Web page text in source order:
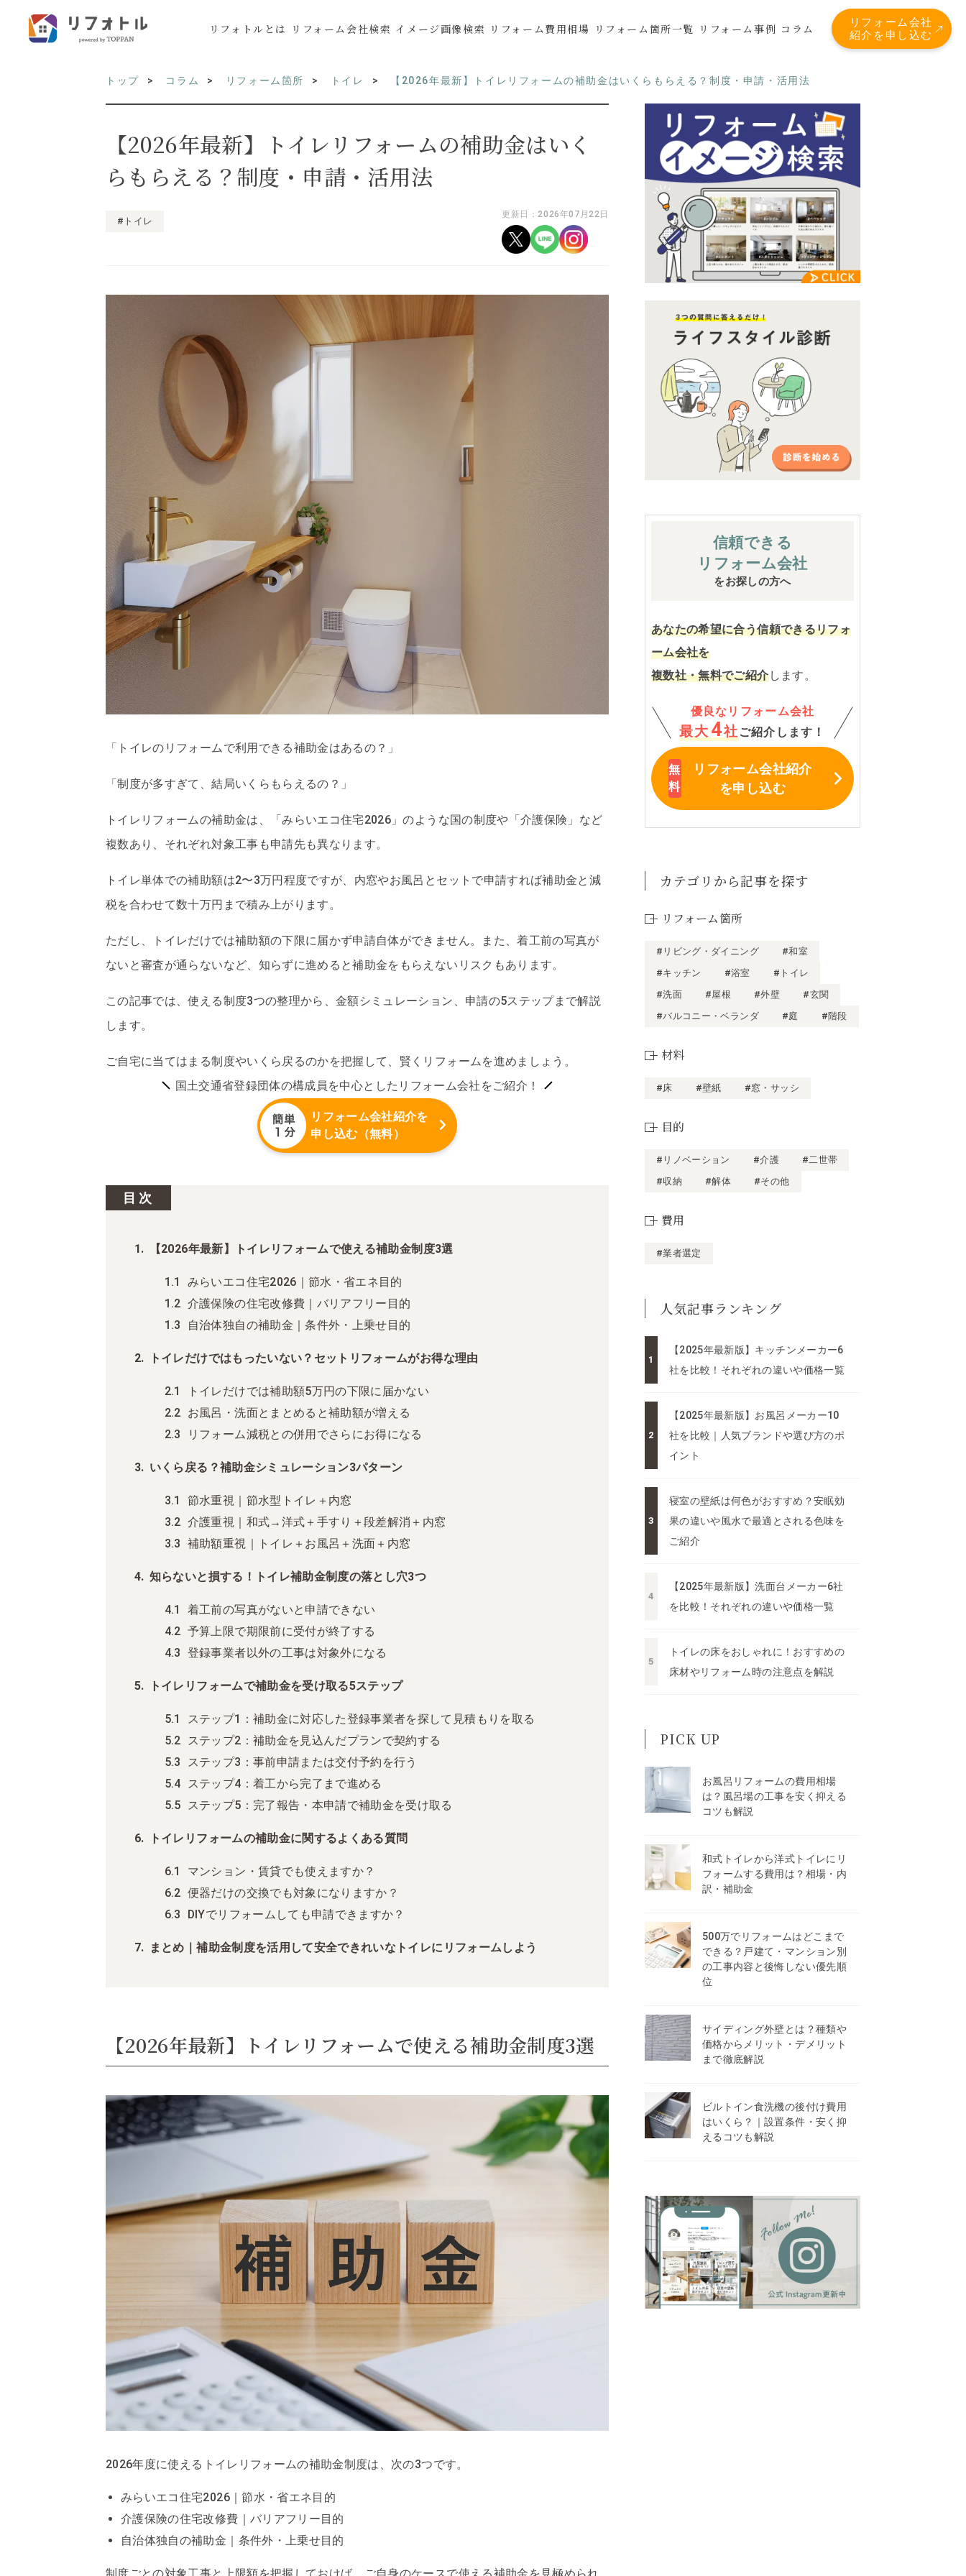
リフォトルとは リフォーム会社検索 イメージ画像検索 リフォーム費用相場 リフォーム箇所一覧 リフォーム事例 コラム
リフォーム会社
紹介を申し込む
トップ コラム リフォーム箇所 トイレ 【2026年最新】トイレリフォームの補助金はいくらもらえる？制度・申請・活用法
【2026年最新】トイレリフォームの補助金はいく
らもらえる？制度・申請・活用法
#トイレ
更新日：2026年07月22日
「トイレのリフォームで利用できる補助金はあるの？」
「制度が多すぎて、結局いくらもらえるの？」
トイレリフォームの補助金は、「みらいエコ住宅2026」のような国の制度や「介護保険」など
複数あり、それぞれ対象工事も申請先も異なります。
トイレ単体での補助額は2〜3万円程度ですが、内窓やお風呂とセットで申請すれば補助金と減
税を合わせて数十万円まで積み上がります。
ただし、トイレだけでは補助額の下限に届かず申請自体ができません。また、着工前の写真が
ないと審査が通らないなど、知らずに進めると補助金をもらえないリスクもあります。
この記事では、使える制度3つの整理から、金額シミュレーション、申請の5ステップまで解説
します。
ご自宅に当てはまる制度やいくら戻るのかを把握して、賢くリフォームを進めましょう。
国土交通省登録団体の構成員を中心としたリフォーム会社をご紹介！
リフォーム会社紹介を
申し込む（無料）
目次
【2026年最新】トイレリフォームで使える補助金制度3選
みらいエコ住宅2026｜節水・省エネ目的
介護保険の住宅改修費｜バリアフリー目的
自治体独自の補助金｜条件外・上乗せ目的
トイレだけではもったいない？セットリフォームがお得な理由
トイレだけでは補助額5万円の下限に届かない
お風呂・洗面とまとめると補助額が増える
リフォーム減税との併用でさらにお得になる
いくら戻る？補助金シミュレーション3パターン
節水重視｜節水型トイレ＋内窓
介護重視｜和式→洋式＋手すり＋段差解消＋内窓
補助額重視｜トイレ＋お風呂＋洗面＋内窓
知らないと損する！トイレ補助金制度の落とし穴3つ
着工前の写真がないと申請できない
予算上限で期限前に受付が終了する
登録事業者以外の工事は対象外になる
トイレリフォームで補助金を受け取る5ステップ
ステップ1：補助金に対応した登録事業者を探して見積もりを取る
ステップ2：補助金を見込んだプランで契約する
ステップ3：事前申請または交付予約を行う
ステップ4：着工から完了まで進める
ステップ5：完了報告・本申請で補助金を受け取る
トイレリフォームの補助金に関するよくある質問
マンション・賃貸でも使えますか？
便器だけの交換でも対象になりますか？
DIYでリフォームしても申請できますか？
まとめ｜補助金制度を活用して安全できれいなトイレにリフォームしよう
【2026年最新】トイレリフォームで使える補助金制度3選
2026年度に使えるトイレリフォームの補助金制度は、次の3つです。
みらいエコ住宅2026｜節水・省エネ目的
介護保険の住宅改修費｜バリアフリー目的
自治体独自の補助金｜条件外・上乗せ目的
制度ごとの対象工事と上限額を把握しておけば、ご自身のケースで使える補助金を見極められ
信頼できる
リフォーム会社
をお探しの方へ
あなたの希望に合う信頼できるリフォ
ーム会社を
複数社・無料でご紹介します。
優良なリフォーム会社
最大 4社 ご紹介します！
リフォーム会社紹介
を申し込む
カテゴリから記事を探す
リフォーム箇所
#リビング・ダイニング
#和室
#キッチン
#浴室
#トイレ
#洗面
#屋根 #外壁
#玄関
#バルコニー・ベランダ
#庭 #階段
材料
#床 #壁紙 #窓・サッシ
目的
#リノベーション #介護
#二世帯
#収納
#解体 #その他
費用
#業者選定
人気記事ランキング
【2025年最新版】キッチンメーカー6
社を比較！それぞれの違いや価格一覧
【2025年最新版】お風呂メーカー10
社を比較｜人気ブランドや選び方のポ
イント
寝室の壁紙は何色がおすすめ？安眠効
果の違いや風水で最適とされる色味を
ご紹介
【2025年最新版】洗面台メーカー6社
を比較！それぞれの違いや価格一覧
トイレの床をおしゃれに！おすすめの
床材やリフォーム時の注意点を解説
PICK UP
お風呂リフォームの費用相場
は？風呂場の工事を安く抑える
コツも解説
和式トイレから洋式トイレにリ
フォームする費用は？相場・内
訳・補助金
500万でリフォームはどこまで
できる？戸建て・マンション別
の工事内容と後悔しない優先順
位
サイディング外壁とは？種類や
価格からメリット・デメリット
まで徹底解説
ビルトイン食洗機の後付け費用
はいくら？｜設置条件・安く抑
えるコツも解説